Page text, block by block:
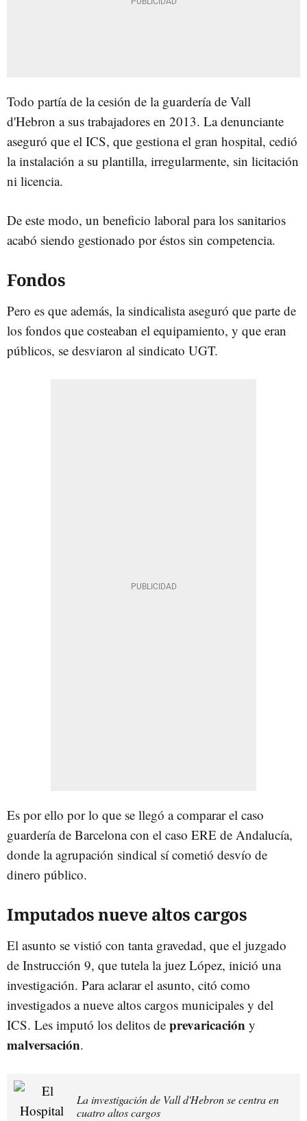
Todo partía de la cesión de la guardería de Vall
d'Hebron a sus trabajadores en 2013. La denunciante
aseguró que el ICS, que gestiona el gran hospital, cedió
la instalación a su plantilla, irregularmente, sin licitación
ni licencia.
De este modo, un beneficio laboral para los sanitarios
acabó siendo gestionado por éstos sin competencia.
Fondos
Pero es que además, la sindicalista aseguró que parte de
los fondos que costeaban el equipamiento, y que eran
públicos, se desviaron al sindicato UGT.
Es por ello por lo que se llegó a comparar el caso
guardería de Barcelona con el caso ERE de Andalucía,
donde la agrupación sindical sí cometió desvío de
dinero público.
Imputados nueve altos cargos
El asunto se vistió con tanta gravedad, que el juzgado
de Instrucción 9, que tutela la juez López, inició una
investigación. Para aclarar el asunto, citó como
investigados a nueve altos cargos municipales y del
ICS. Les imputó los delitos de prevaricación y
malversación.
La investigación de Vall d'Hebron se centra en
cuatro altos cargos